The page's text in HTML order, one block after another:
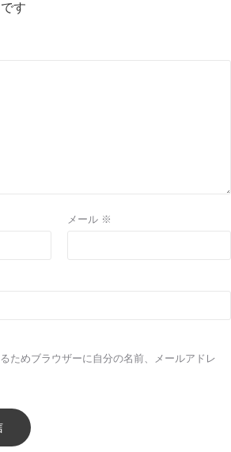
す
メール ※
ためブラウザーに自分の名前、メールアドレ